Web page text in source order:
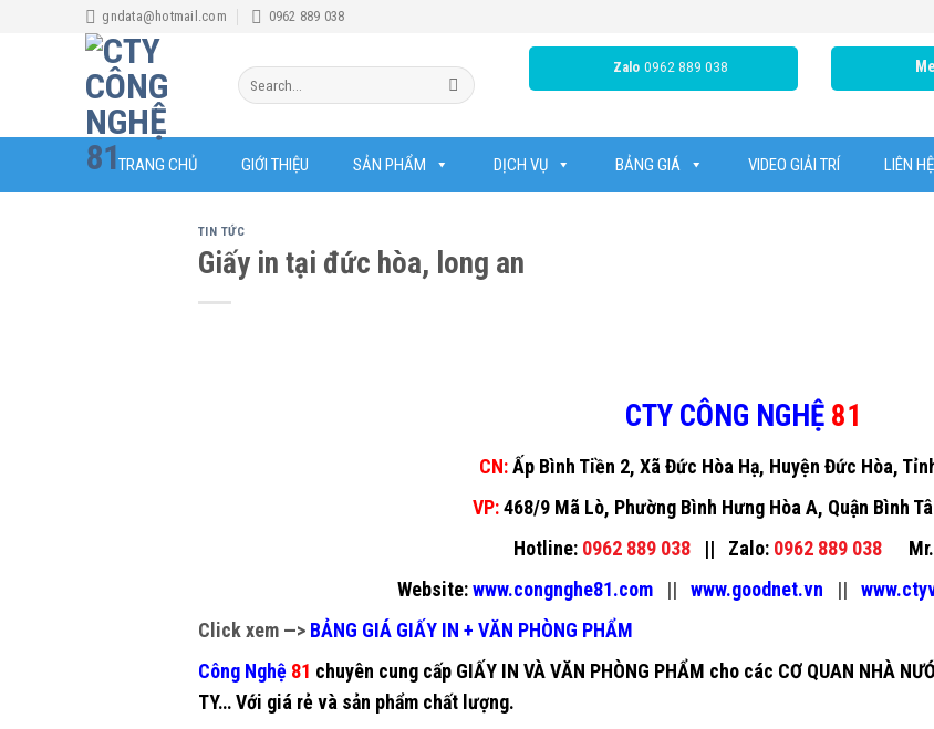
gndata@hotmail.com 0962 889 038
Search
for:
Zalo 0962 889 038
TRANG CHỦ GIỚI THIỆU SẢN PHẨM DỊCH VỤ BẢNG GIÁ VIDEO GIẢI TRÍ LIÊN HỆ
TIN TỨC
Giấy in tại đức hòa, long an
CTY CÔNG NGHỆ 81
CN:Ấp Bình Tiền 2, Xã Đức Hòa Hạ, Huyện Đức Hòa,
VP:468/9 Mã Lò, Phường Bình Hưng Hòa A, Quận Bình
Hotline:0962 889 038 || Zalo:0962 889 038
Website: www.congnghe81.com|| www.goodnet.vn ||
Click xem —> BẢNG GIÁ GIẤY IN + VĂN PHÒNG PHẨM
Công Nghệ81 chuyên cung cấp GIẤY IN VÀ VĂN PHÒNG PHẨM cho các CƠ QUAN NHÀ
TY… Với giá rẻ và sản phẩm chất lượng.